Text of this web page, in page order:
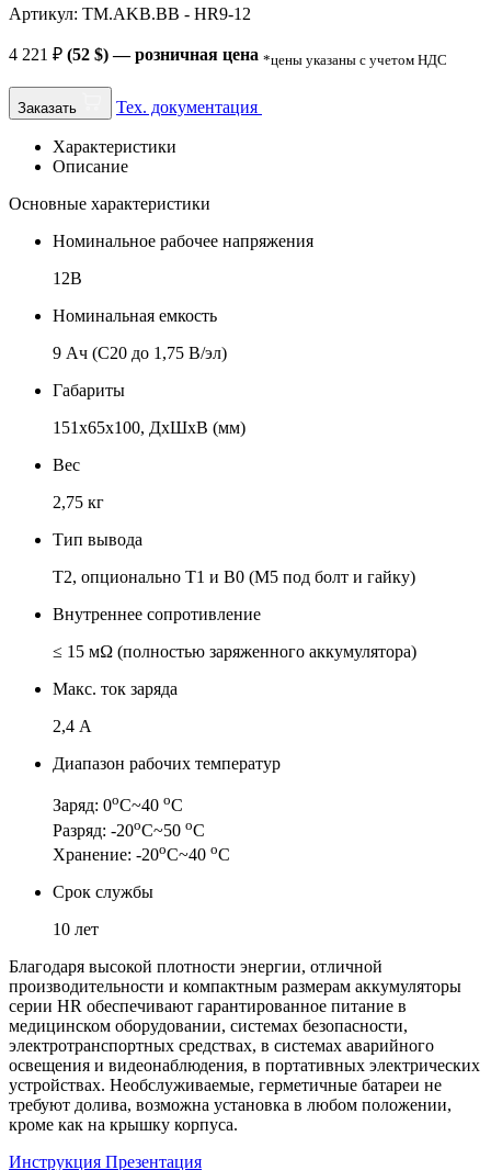
Артикул: TM.AKB.BB - HR9-12
4 221 ₽ (52 $) — розничная цена *цены указаны с учетом НДС
Заказать Тех. документация
Характеристики
Описание
Основные характеристики
Номинальное рабочее напряжения
12В
Номинальная емкость
9 Ач (C20 до 1,75 В/эл)
Габариты
151x65x100, ДхШхВ (мм)
Вес
2,75 кг
Тип вывода
T2, опционально T1 и В0 (M5 под болт и гайку)
Внутреннее сопротивление
≤ 15 мΩ (полностью заряженного аккумулятора)
Макс. ток заряда
2,4 А
Диапазон рабочих температур
Заряд: 0оС~40 оС
Разряд: -20оС~50 оС
Хранение: -20оС~40 оС
Срок службы
10 лет
Благодаря высокой плотности энергии, отличной
производительности и компактным размерам аккумуляторы
серии HR обеспечивают гарантированное питание в
медицинском оборудовании, системах безопасности,
электротранспортных средствах, в системах аварийного
освещения и видеонаблюдения, в портативных электрических
устройствах. Необслуживаемые, герметичные батареи не
требуют долива, возможна установка в любом положении,
кроме как на крышку корпуса.
Инструкция Презентация